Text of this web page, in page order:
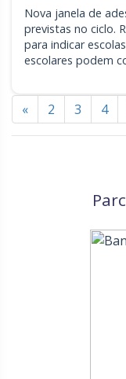
Nova janela de
previstas no ciclo.
para indicar
escolares podem
« 2 3 4